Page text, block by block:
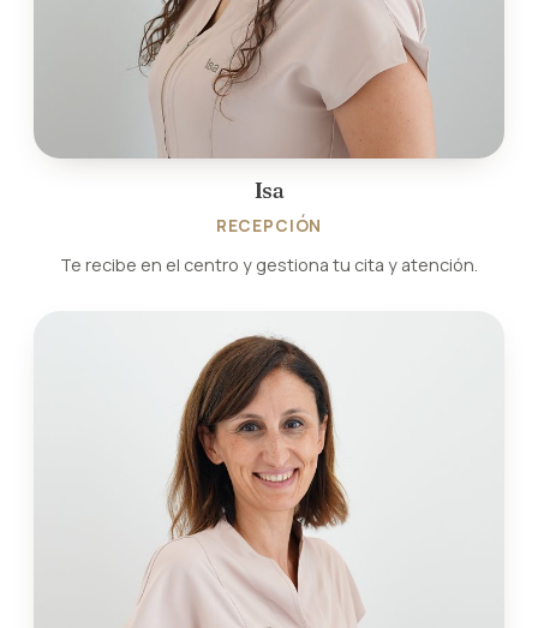
Isa
RECEPCIÓN
Te recibe en el centro y gestiona tu cita y atención.